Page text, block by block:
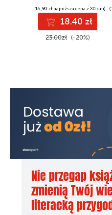
(16,90 zł najniższa cena z 30 dni)
18.40 zł
23.00zł (-20%)
Nie przegap
zmienią Twój
literacką